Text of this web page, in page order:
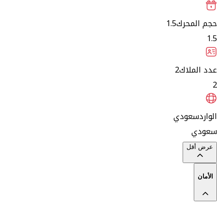
حجم المحرك1.5
1.5
عدد الملاك2
2
الواردسعودي
سعودي
عرض أقل
الأمان